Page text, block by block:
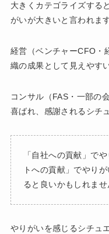
大きくカテゴライズする
がいが大きいと言われます
経営（ベンチャーCFO・
織の成果として見えやす
コンサル（FAS・一部の
喜ばれ、感謝されるシチ
「自社への貢献」で
トへの貢献」でやり
ると良いかもしれませ
やりがいを感じるシチュ